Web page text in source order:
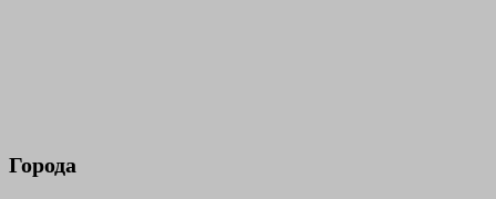
Города